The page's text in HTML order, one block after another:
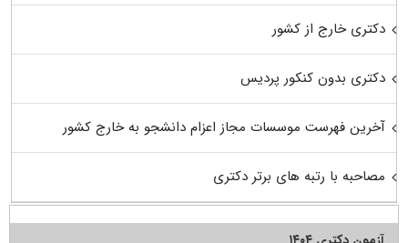
دکتری خارج از کشور
دکتری بدون کنکور پردیس
آخرین فهرست موسسات مجاز اعزام دانشجو به خارج کشور
مصاحبه با رتبه های برتر دکتری